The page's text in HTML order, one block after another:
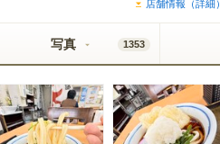
写真 1353